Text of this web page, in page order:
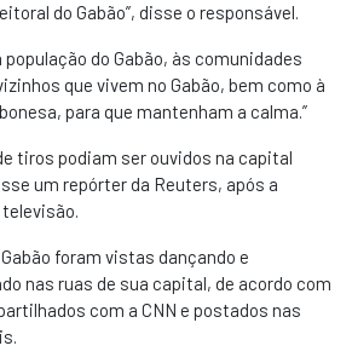
do Gabão”, disse o responsável.
população do Gabão, às comunidades
que vivem no Gabão, bem como à
para que mantenham a calma.”
tiros podiam ser ouvidos na capital
um repórter da Reuters, após a
foram vistas dançando e
nas ruas de sua capital, de acordo com
com a CNN e postados nas